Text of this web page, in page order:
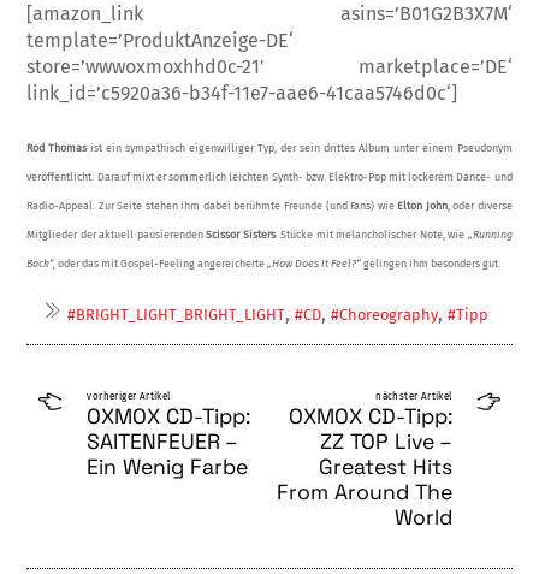
[amazon_link asins=’B01G2B3X7M‘
template=’ProduktAnzeige-DE‘
store=’wwwoxmoxhhd0c-21′ marketplace=’DE‘
link_id=’c5920a36-b34f-11e7-aae6-41caa5746d0c‘]
Rod Thomasist ein sympathisch eigenwilli­ger Typ, der sein drittes Album unter einem Pseudonym
veröffentlicht. Darauf mixt er sommerlich leichten Synth- bzw. Elektro-Pop mit lockerem Dance- und
Radio-Appeal. Zur Seite stehen ihm dabei berühmte Freunde (und Fans) wie Elton John, oder diverse
Mit­glieder der aktuell pausierendenScissor Sis­ters. Stücke mit melancholischer Note, wie „Running
Back“, oder das mit Gospel-Fee­ling angereicherte„How Does It Feel?“ ge­lingen ihm besonders gut.
#BRIGHT_LIGHT_BRIGHT_LIGHT, #CD, #Choreography, #Tipp
vorheriger Artikel
OXMOX CD-Tipp:
SAITENFEUER –
Ein Wenig Farbe
nächster Artikel
OXMOX CD-Tipp:
ZZ TOP Live –
Greatest Hits
From Around The
World